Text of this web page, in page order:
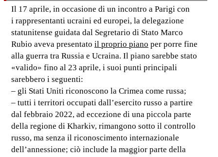
Il 17 aprile, in occasione di un incontro a Parigi con
i rappresentanti ucraini ed europei, la delegazione
statunitense guidata dal Segretario di Stato Marco
Rubio aveva presentato il proprio piano per porre fine
alla guerra tra Russia e Ucraina. Il piano sarebbe stato
«valido» fino al 23 aprile, i suoi punti principali
sarebbero i seguenti:
– gli Stati Uniti riconoscono la Crimea come russa;
– tutti i territori occupati dall’esercito russo a partire
dal febbraio 2022, ad eccezione di una piccola parte
della regione di Kharkiv, rimangono sotto il controllo
russo, ma senza il riconoscimento internazionale
dell’annessione; ciò include la maggior parte della